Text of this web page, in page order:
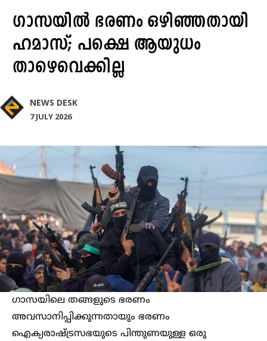
ഗാസയില്‍ ഭരണം ഒഴിഞ്ഞതായി
ഹമാസ്; പക്ഷെ ആയുധം
താഴെവെക്കില്ല
NEWS DESK
7 JULY 2026
ഗാസയിലെ തങ്ങളുടെ ഭരണം
അവസാനിപ്പിക്കുന്നതായും ഭരണം
ഐക്യരാഷ്ട്രസഭയുടെ പിന്തുണയുള്ള ഒരു